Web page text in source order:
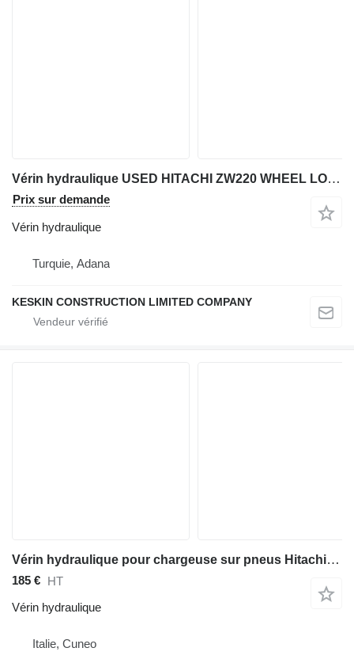
Vérin hydraulique USED HITACHI ZW220 WHEEL LOADER CYLINDER ARM CYLINDER BOOM CYLI pour chargeuse sur pneus Hitachi ZW 220
Prix sur demande
Vérin hydraulique
Turquie, Adana
KESKIN CONSTRUCTION LIMITED COMPANY
Vérin hydraulique pour chargeuse sur pneus Hitachi ZW250-6
185 €
HT
Vérin hydraulique
Italie, Cuneo